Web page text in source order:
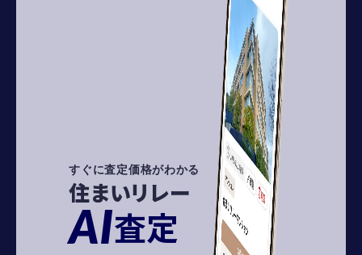
すぐに査定価格がわかる
住まいリレー
AI査定